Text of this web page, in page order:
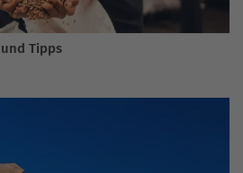
Tipps